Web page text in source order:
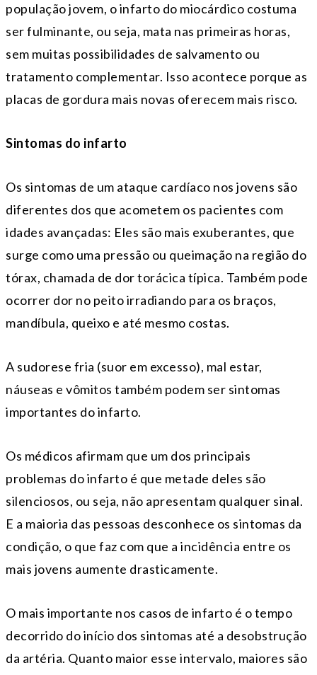
população jovem, o infarto do miocárdico costuma
ser fulminante, ou seja, mata nas primeiras horas,
sem muitas possibilidades de salvamento ou
tratamento complementar. Isso acontece porque as
placas de gordura mais novas oferecem mais risco.
Sintomas do infarto
Os sintomas de um ataque cardíaco nos jovens são
diferentes dos que acometem os pacientes com
idades avançadas: Eles são mais exuberantes, que
surge como uma pressão ou queimação na região do
tórax, chamada de dor torácica típica. Também pode
ocorrer dor no peito irradiando para os braços,
mandíbula, queixo e até mesmo costas.
A sudorese fria (suor em excesso), mal estar,
náuseas e vômitos também podem ser sintomas
importantes do infarto.
Os médicos afirmam que um dos principais
problemas do infarto é que metade deles são
silenciosos, ou seja, não apresentam qualquer sinal.
E a maioria das pessoas desconhece os sintomas da
condição, o que faz com que a incidência entre os
mais jovens aumente drasticamente.
O mais importante nos casos de infarto é o tempo
decorrido do início dos sintomas até a desobstrução
da artéria. Quanto maior esse intervalo, maiores são